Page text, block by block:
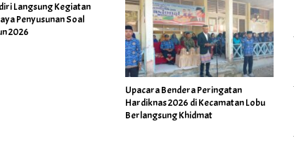
Langsung Kegiatan
Penyusunan Soal
2026
Upacara Bendera Peringatan
Hardiknas 2026 di Kecamatan Lobu
Berlangsung Khidmat